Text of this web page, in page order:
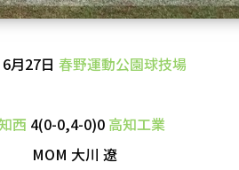
月27日 春野運動公園球技場
西 4(0-0,4-0)0 高知工業
MOM 大川 遼